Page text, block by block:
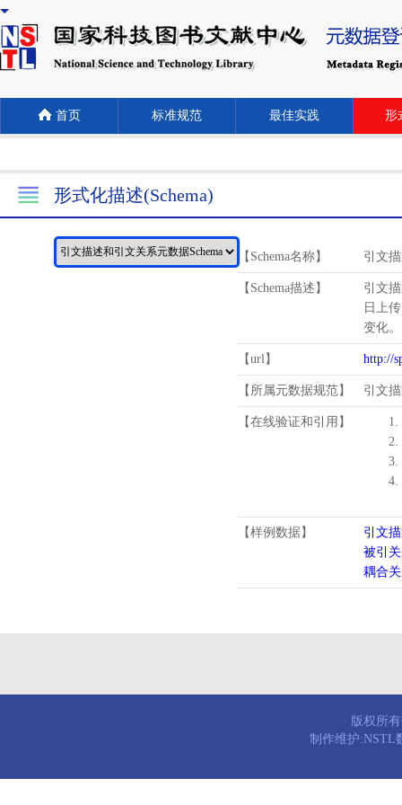
首页 标准规范 最佳实践 形
形式化描述(Schema)
【Schema名称】 引文
【Schema描述】
引文
日上
变化。
【url】 http://
【所属元数据规范】 引文
【在线验证和引用】
1.
2.
3.
4.
【样例数据】
引文
被引
耦合
版权所
制作维护:NSTL